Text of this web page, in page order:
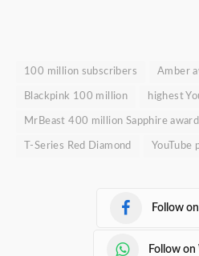
100 million subscribers Amber
Blackpink 100 million highest
MrBeast 400 million Sapphire award
T-Series Red Diamond YouTube
Follow
Follow